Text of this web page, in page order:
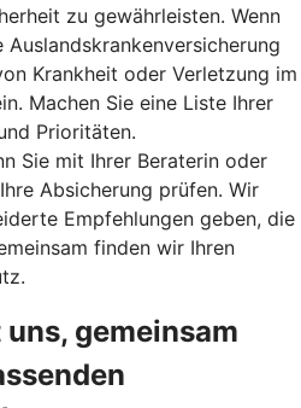
zu gewährleisten. Wenn
Krankheit oder Verletzung im
Machen Sie eine Liste Ihrer
Prioritäten.
Sie mit Ihrer Beraterin oder
Absicherung prüfen. Wir
Empfehlungen geben, die
finden wir Ihren
gemeinsam